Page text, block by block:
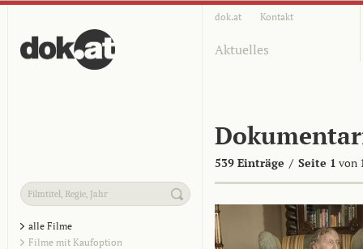
dok.at Kontakt
Aktuelles
539 Einträge / Seite 1 von
alle Filme
Filme mit Kaufoption